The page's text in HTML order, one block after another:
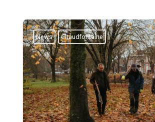
News Chaudfontaine